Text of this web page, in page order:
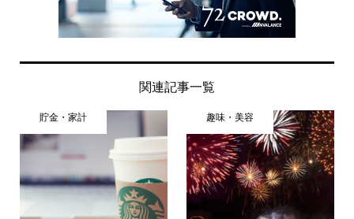
関連記事一覧
貯金・家計 趣味・美容